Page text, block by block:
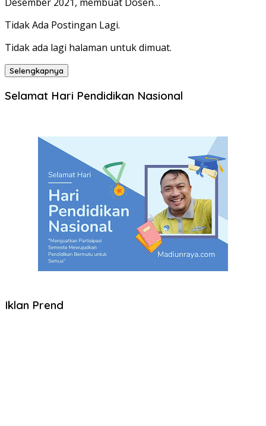
Tidak Ada Postingan Lagi.
Tidak ada lagi halaman untuk dimuat.
Selengkapnya
Selamat Hari Pendidikan Nasional
Iklan Prend